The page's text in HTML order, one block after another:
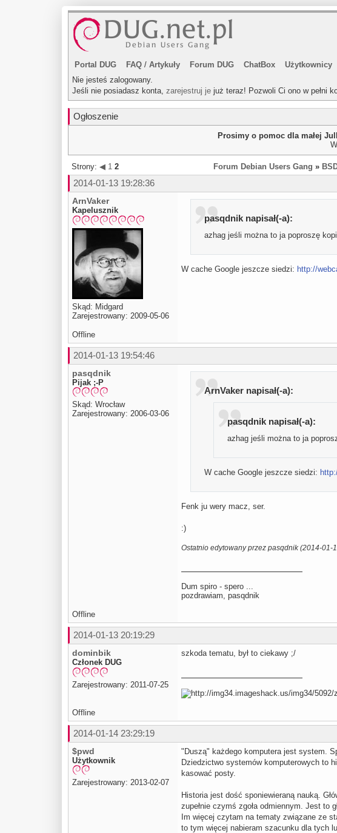
Portal DUG FAQ / Artykuły Forum DUG ChatBox Użytkownicy
Nie jesteś zalogowany.
Jeśli nie posiadasz konta, zarejestruj je już teraz! Pozwoli Ci ono w pełni
Ogłoszenie
Prosimy o pomoc dla małej
Strony: ◀ 1 2 Forum Debian Users Gang »
2014-01-13 19:28:36
ArnVaker
Kapelusznik
Skąd: Midgard
Zarejestrowany: 2009-05-06
pasqdnik napisał(-a):
azhag jeśli można to ja poproszę
W cache Google jeszcze siedzi: http://
Offline
2014-01-13 19:54:46
pasqdnik
Pijak ;-P
Skąd: Wrocław
Zarejestrowany: 2006-03-06
ArnVaker napisał(-a):
pasqdnik napisał(-a):
azhag jeśli można to ja
W cache Google jeszcze siedzi:
Fenk ju wery macz, ser.
:)
Ostatnio edytowany przez pasqdnik (2014-01-
Dum spiro - spero ...
pozdrawiam, pasqdnik
Offline
2014-01-13 20:19:29
dominbik
Członek DUG
Zarejestrowany: 2011-07-25
szkoda tematu, był to ciekawy ;/
Offline
2014-01-14 23:29:19
$pwd
Użytkownik
Zarejestrowany: 2013-02-07
"Duszą" każdego komputera jest system.
Dziedzictwo systemów komputerowych to
kasować posty.
Historia jest dość sponiewieraną nauką.
zupełnie czymś zgoła odmiennym. Jest to
Im więcej czytam na tematy związane ze
to tym więcej nabieram szacunku dla tych